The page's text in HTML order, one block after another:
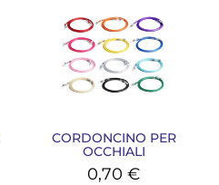
CORDONCINO PER
OCCHIALI
0,70€